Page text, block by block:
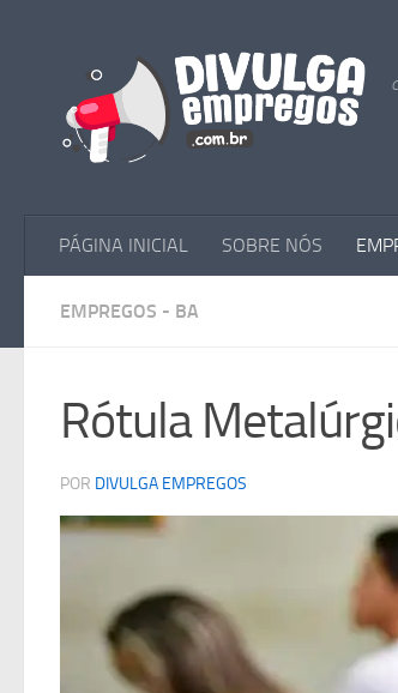
PÁGINA INICIAL SOBRE NÓS
EMPREGOS - BA
Rótula
POR DIVULGA EMPREGOS